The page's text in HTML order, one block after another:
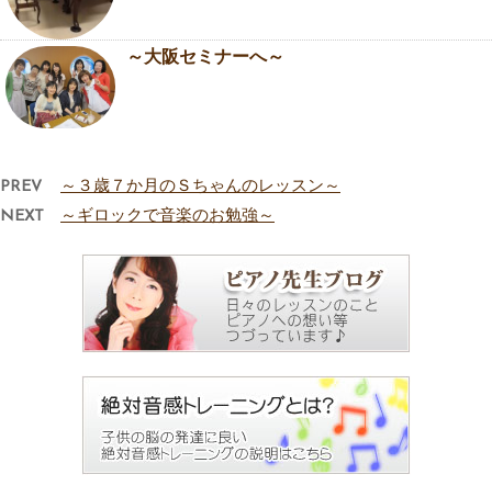
～大阪セミナーへ～
PREV
～３歳７か月のＳちゃんのレッスン～
NEXT
～ギロックで音楽のお勉強～